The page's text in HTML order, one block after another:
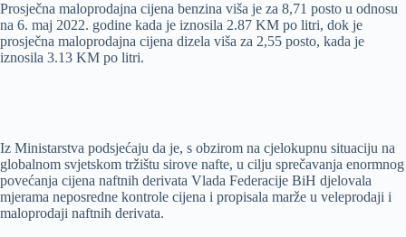
Prosječna maloprodajna cijena benzina viša je za 8,71 posto u odnosu
na 6. maj 2022. godine kada je iznosila 2.87 KM po litri, dok je
prosječna maloprodajna cijena dizela viša za 2,55 posto, kada je
iznosila 3.13 KM po litri.
Iz Ministarstva podsjećaju da je, s obzirom na cjelokupnu situaciju na
globalnom svjetskom tržištu sirove nafte, u cilju sprečavanja enormnog
povećanja cijena naftnih derivata Vlada Federacije BiH djelovala
mjerama neposredne kontrole cijena i propisala marže u veleprodaji i
maloprodaji naftnih derivata.